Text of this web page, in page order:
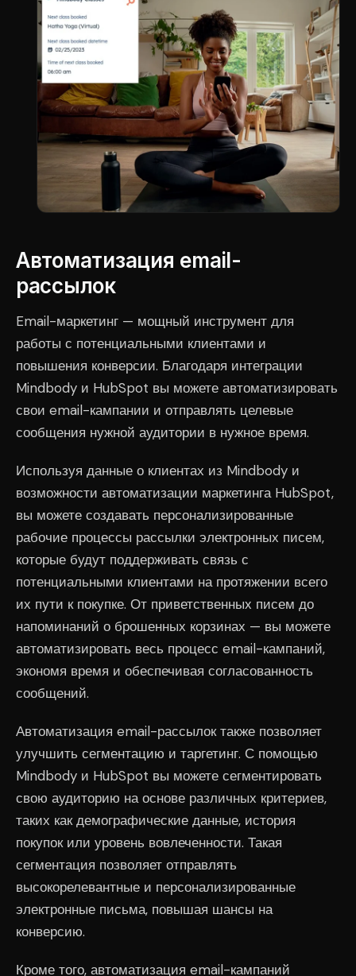
Автоматизация email-
рассылок
Email-маркетинг — мощный инструмент для
работы с потенциальными клиентами и
повышения конверсии. Благодаря интеграции
Mindbody и HubSpot вы можете автоматизировать
свои email-кампании и отправлять целевые
сообщения нужной аудитории в нужное время.
Используя данные о клиентах из Mindbody и
возможности автоматизации маркетинга HubSpot,
вы можете создавать персонализированные
рабочие процессы рассылки электронных писем,
которые будут поддерживать связь с
потенциальными клиентами на протяжении всего
их пути к покупке. От приветственных писем до
напоминаний о брошенных корзинах — вы можете
автоматизировать весь процесс email-кампаний,
экономя время и обеспечивая согласованность
сообщений.
Автоматизация email-рассылок также позволяет
улучшить сегментацию и таргетинг. С помощью
Mindbody и HubSpot вы можете сегментировать
свою аудиторию на основе различных критериев,
таких как демографические данные, история
покупок или уровень вовлеченности. Такая
сегментация позволяет отправлять
высокорелевантные и персонализированные
электронные письма, повышая шансы на
конверсию.
Кроме того, автоматизация email-кампаний